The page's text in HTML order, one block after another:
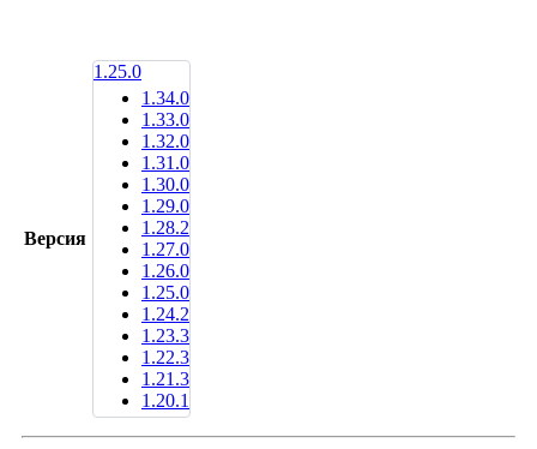
Версия
1.25.0
1.34.0
1.33.0
1.32.0
1.31.0
1.30.0
1.29.0
1.28.2
1.27.0
1.26.0
1.25.0
1.24.2
1.23.3
1.22.3
1.21.3
1.20.1